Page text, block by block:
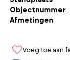
Objectnummer
Afmetingen
Voeg toe aan